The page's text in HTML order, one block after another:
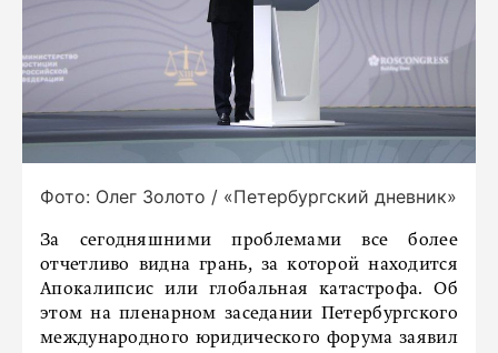
Фото: Олег Золото / «Петербургский дневник»
За сегодняшними проблемами все более
отчетливо видна грань, за которой находится
Апокалипсис или глобальная катастрофа. Об
этом на пленарном заседании Петербургского
международного юридического форума заявил